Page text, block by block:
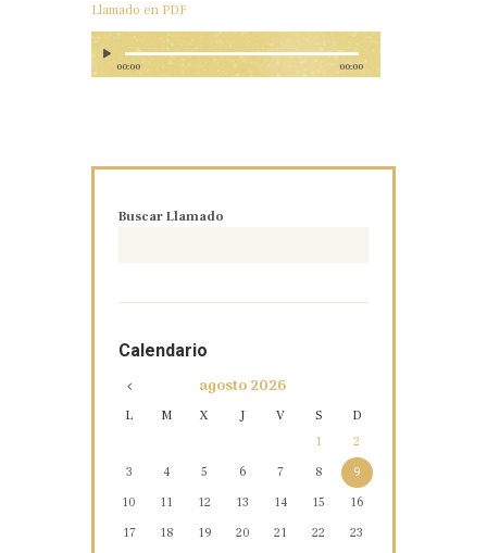
Llamado en PDF
00:00 00:00
Buscar Llamado
Calendario
agosto2026
L M X J V S
D
1
2
3
4 5 6 7 8
9
10
11 12 13 14 15
16
17
18 19 20 21 22
23